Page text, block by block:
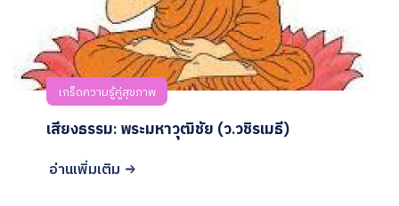
เกร็ดความรู้คู่สุขภาพ
เสียงธรรม: พระมหาวุฒิชัย (ว.วชิรเมธี)
อ่านเพิ่มเติม